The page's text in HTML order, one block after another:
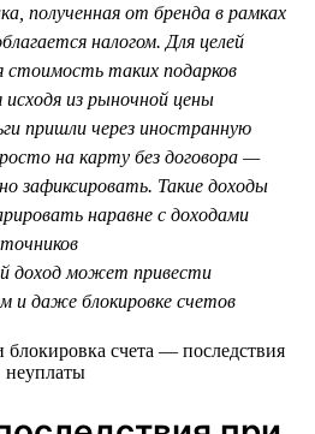
полученная от бренда в рамках
налогом. Для целей
стоимость таких подарков
исходя из рыночной цены
пришли через иностранную
на карту без договора —
зафиксировать. Такие доходы
наравне с доходами
доход может привести
и даже блокировке счетов